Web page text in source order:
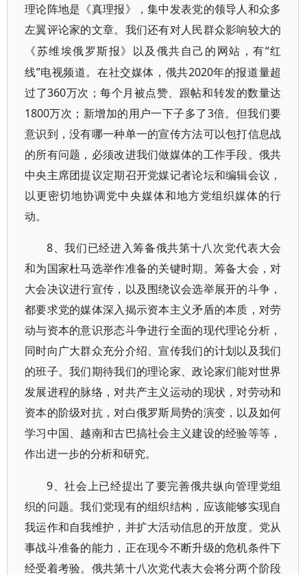
理论阵地是《真理报》，集中发表党的领导人和众多
左翼评论家的文章。我们还有对人民群众影响较大的
《苏维埃俄罗斯报》以及俄共自己的网站，有“红
线”电视频道。在社交媒体，俄共2020年的报道量超
过了360万次；每个月被点赞、跟帖和转发的数量达
1800万次；新增加的用户一下子多了3倍。但我们要
意识到，没有哪一种单一的宣传方法可以包打信息战
的所有问题，必须改进我们做媒体的工作手段。俄共
中央主席团提议定期召开党媒记者论坛和编辑会议，
以更密切地协调党中央媒体和地方党组织媒体的行
动。
8、我们已经进入筹备俄共第十八次党代表大会
和为国家杜马选举作准备的关键时期 。筹备大会，对
大会决议进行宣传，以及围绕议会选举展开的斗争，
都要求党的媒体深入揭示资本主义矛盾的本质，对劳
动与资本的意识形态斗争进行全面的现代理论分析，
同时向广大群众充分介绍、宣传我们的计划以及我们
的班子。我们期待我们的理论家、政论家们能对世界
发展进程的脉络，对共产主义运动的现状，对劳动和
资本的阶级对抗，对白俄罗斯局势的演变，以及如何
学习中国、越南和古巴搞社会主义建设的经验等等，
作出进一步的分析和研究。
9、社会上已经提出了要完善俄共纵向管理党组
织的问题。我们党现有的组织结构，应该能够实现自
我运作和自我维护，并扩大活动信息的开放度。党从
事战斗准备的能力，正在现今不断升级的危机条件下
经受着考验。俄共第十八次党代表大会将分两个阶段